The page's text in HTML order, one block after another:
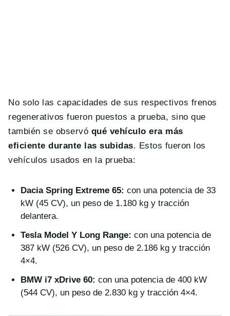
No solo las capacidades de sus respectivos frenos
regenerativos fueron puestos a prueba, sino que
también se observó qué vehículo era más
eficiente durante las subidas. Estos fueron los
vehículos usados en la prueba:
Dacia Spring Extreme 65: con una potencia de 33
kW (45 CV), un peso de 1.180 kg y tracción
delantera.
Tesla Model Y Long Range: con una potencia de
387 kW (526 CV), un peso de 2.186 kg y tracción
4×4.
BMW i7 xDrive 60: con una potencia de 400 kW
(544 CV), un peso de 2.830 kg y tracción 4×4.